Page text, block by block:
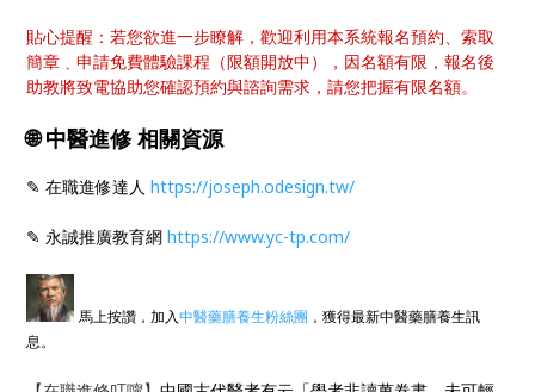
貼心提醒：若您欲進一步瞭解，歡迎利用本系統報名預約、索取
簡章﹑申請免費體驗課程（限額開放中），因名額有限，報名後
助教將致電協助您確認預約與諮詢需求，請您把握有限名額。
🌐 中醫進修 相關資源
✎ 在職進修達人https://joseph.odesign.tw/
✎ 永誠推廣教育網https://www.yc-tp.com/
馬上按讚，加入中醫藥膳養生粉絲團 ，獲得最新中醫藥膳養生訊
息。